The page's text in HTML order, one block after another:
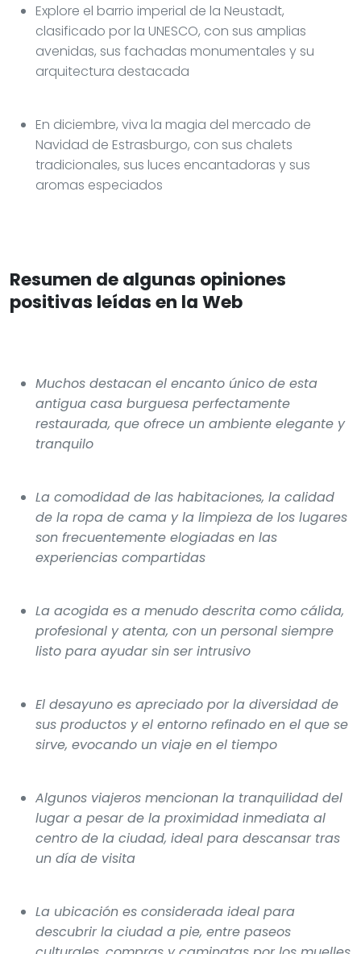
Explore el barrio imperial de la Neustadt,
clasificado por la UNESCO, con sus amplias
avenidas, sus fachadas monumentales y su
arquitectura destacada
En diciembre, viva la magia del mercado de
Navidad de Estrasburgo, con sus chalets
tradicionales, sus luces encantadoras y sus
aromas especiados
Resumen de algunas opiniones
positivas leídas en la Web
Muchos destacan el encanto único de esta
antigua casa burguesa perfectamente
restaurada, que ofrece un ambiente elegante y
tranquilo
La comodidad de las habitaciones, la calidad
de la ropa de cama y la limpieza de los lugares
son frecuentemente elogiadas en las
experiencias compartidas
La acogida es a menudo descrita como cálida,
profesional y atenta, con un personal siempre
listo para ayudar sin ser intrusivo
El desayuno es apreciado por la diversidad de
sus productos y el entorno refinado en el que se
sirve, evocando un viaje en el tiempo
Algunos viajeros mencionan la tranquilidad del
lugar a pesar de la proximidad inmediata al
centro de la ciudad, ideal para descansar tras
un día de visita
La ubicación es considerada ideal para
descubrir la ciudad a pie, entre paseos